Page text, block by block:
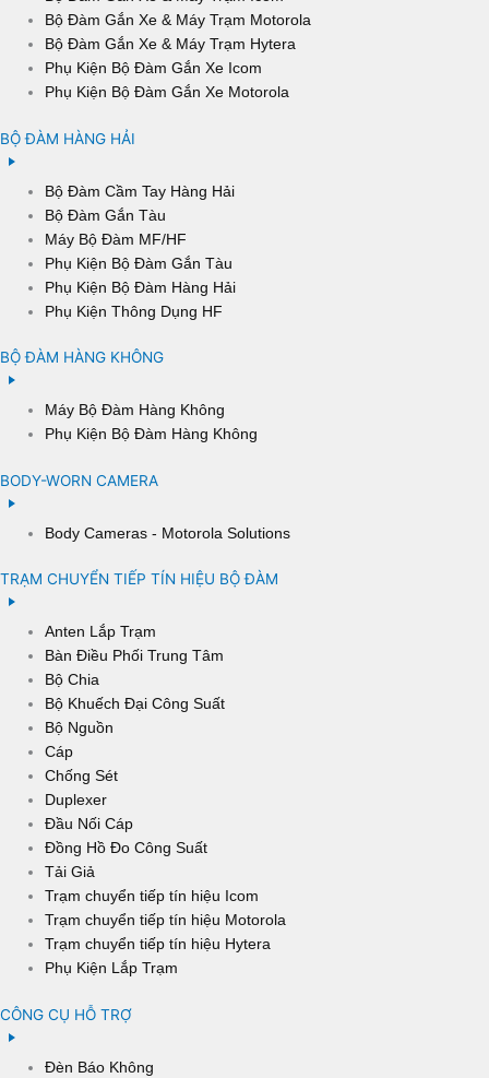
Bộ Đàm Gắn Xe & Máy Trạm Motorola
Bộ Đàm Gắn Xe & Máy Trạm Hytera
Phụ Kiện Bộ Đàm Gắn Xe Icom
Phụ Kiện Bộ Đàm Gắn Xe Motorola
BỘ ĐÀM HÀNG HẢI
Bộ Đàm Cầm Tay Hàng Hải
Bộ Đàm Gắn Tàu
Máy Bộ Đàm MF/HF
Phụ Kiện Bộ Đàm Gắn Tàu
Phụ Kiện Bộ Đàm Hàng Hải
Phụ Kiện Thông Dụng HF
BỘ ĐÀM HÀNG KHÔNG
Máy Bộ Đàm Hàng Không
Phụ Kiện Bộ Đàm Hàng Không
BODY-WORN CAMERA
Body Cameras - Motorola Solutions
TRẠM CHUYỂN TIẾP TÍN HIỆU BỘ ĐÀM
Anten Lắp Trạm
Bàn Điều Phối Trung Tâm
Bộ Chia
Bộ Khuếch Đại Công Suất
Bộ Nguồn
Cáp
Chống Sét
Duplexer
Đầu Nối Cáp
Đồng Hồ Đo Công Suất
Tải Giả
Trạm chuyển tiếp tín hiệu Icom
Trạm chuyển tiếp tín hiệu Motorola
Trạm chuyển tiếp tín hiệu Hytera
Phụ Kiện Lắp Trạm
CÔNG CỤ HỖ TRỢ
Đèn Báo Không